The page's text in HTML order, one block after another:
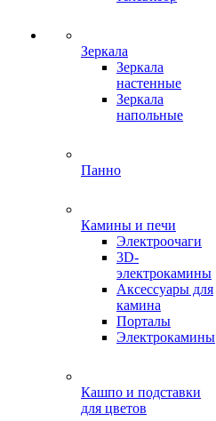
Зеркала
Зеркала
настенные
Зеркала
напольные
Панно
Камины и печи
Электроочаги
3D-
электрокамины
Аксессуары для
камина
Порталы
Электрокамины
Кашпо и подставки
для цветов